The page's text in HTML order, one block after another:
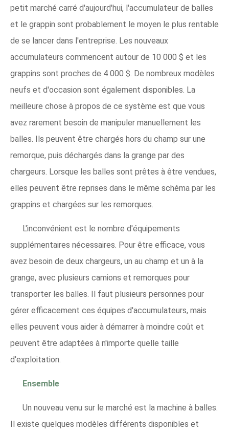
petit marché carré d'aujourd'hui, l'accumulateur de balles
et le grappin sont probablement le moyen le plus rentable
de se lancer dans l'entreprise. Les nouveaux
accumulateurs commencent autour de 10 000 $ et les
grappins sont proches de 4 000 $. De nombreux modèles
neufs et d'occasion sont également disponibles. La
meilleure chose à propos de ce système est que vous
avez rarement besoin de manipuler manuellement les
balles. Ils peuvent être chargés hors du champ sur une
remorque, puis déchargés dans la grange par des
chargeurs. Lorsque les balles sont prêtes à être vendues,
elles peuvent être reprises dans le même schéma par les
grappins et chargées sur les remorques.
L'inconvénient est le nombre d'équipements
supplémentaires nécessaires. Pour être efficace, vous
avez besoin de deux chargeurs, un au champ et un à la
grange, avec plusieurs camions et remorques pour
transporter les balles. Il faut plusieurs personnes pour
gérer efficacement ces équipes d'accumulateurs, mais
elles peuvent vous aider à démarrer à moindre coût et
peuvent être adaptées à n'importe quelle taille
d'exploitation.
Ensemble
Un nouveau venu sur le marché est la machine à balles.
Il existe quelques modèles différents disponibles et